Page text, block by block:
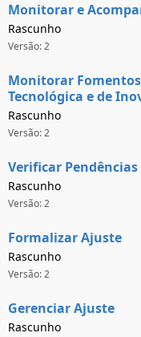
Monitorar e
Rascunho
Versão: 2
Monitorar
Tecnológica e de
Rascunho
Versão: 2
Verificar
Rascunho
Versão: 2
Formalizar Ajuste
Rascunho
Versão: 2
Gerenciar Ajuste
Rascunho